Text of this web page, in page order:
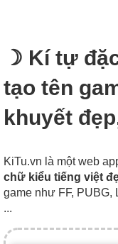
☽ Kí tự
tạo tên
khuyết
KiTu.vn là một web
chữ kiểu tiếng việt
game như FF, PUBG,
...